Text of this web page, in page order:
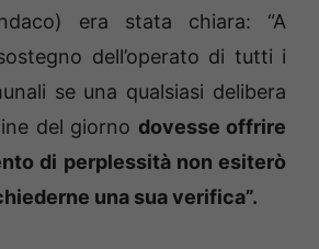
era stata chiara: “A
dell’operato di tutti i
se una qualsiasi delibera
del giorno dovesse offrire
di perplessità non esiterò
una sua verifica”.